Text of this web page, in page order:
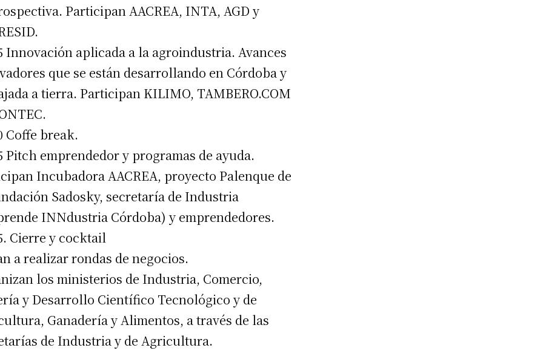
Participan AACREA, INTA, AGD y
Innovación aplicada a la agroindustria. Avances
que se están desarrollando en Córdoba y
a tierra. Participan KILIMO, TAMBERO.COM
Coffe break.
Pitch emprendedor y programas de ayuda.
Incubadora AACREA, proyecto Palenque de
Sadosky, secretaría de Industria
INNdustria Córdoba) y emprendedores.
Cierre y cocktail
a realizar rondas de negocios.
los ministerios de Industria, Comercio,
y Desarrollo Científico Tecnológico y de
Ganadería y Alimentos, a través de las
de Industria y de Agricultura.